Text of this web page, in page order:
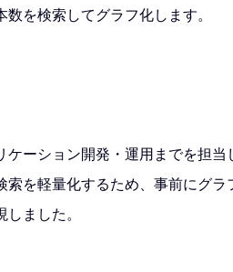
を検索してグラフ化します。
ーション開発・運用までを担当
を軽量化するため、事前にグ
ました。